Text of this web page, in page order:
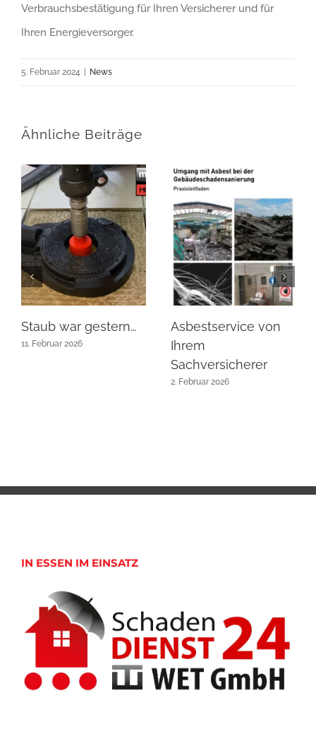
Verbrauchsbestätigung für Ihren Versicherer und für
Ihren Energieversorger.
5. Februar 2024 | News
Ähnliche Beiträge
Staub war gestern…
11. Februar 2026
Asbestservice von
Ihrem
Sachversicherer
2. Februar 2026
IN ESSEN IM EINSATZ